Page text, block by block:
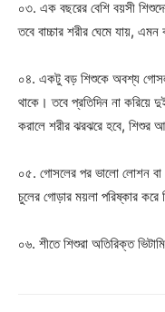
০৩. এক বছরের বেশি বয়সী
তবে বাচ্চার শরীর ঘেমে যায়,
০৪. একটু বড় শিশুকে অবশ্য
থাকে। তবে প্রতিদিন না
করালে শরীর ঝরঝরে হবে, শিশুর
০৫. গোসলের পর ভালো লোশন বা
চুলের গোড়ার ময়লা পরিষ্কার
০৬. শীতে শিশুরা অতিরিক্ত